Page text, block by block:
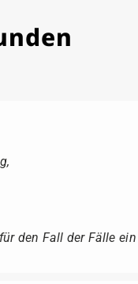
den Fall der Fälle